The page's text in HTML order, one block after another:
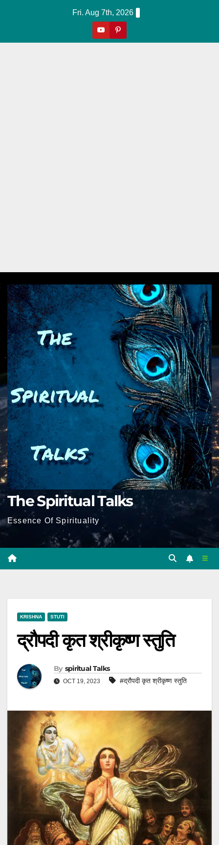
Fri. Aug 7th, 2026
The Spiritual Talks
Essence Of Spirituality
KRISHNA STUTI
द्रौपदी कृत श्रीकृष्ण स्तुति
By Spiritual Talks
OCT 19, 2023 #द्रौपदी कृत श्रीकृष्ण स्तुति